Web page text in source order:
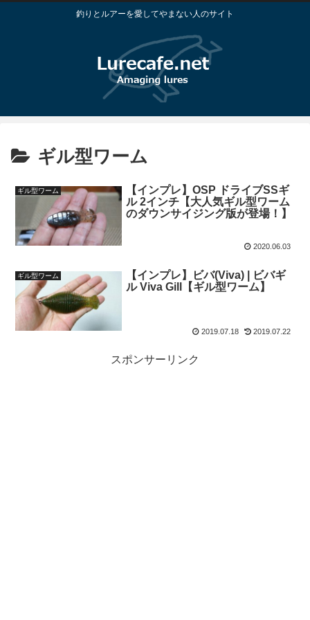
釣りとルアーを愛してやまない人のサイト
ギル型ワーム
ギル型ワーム
【インプレ】OSP ドライブSSギ
ル 2インチ【大人気ギル型ワーム
のダウンサイジング版が登場！】
2020.06.03
ギル型ワーム
【インプレ】ビバ(Viva) | ビバギ
ル Viva Gill【ギル型ワーム】
2019.07.18 2019.07.22
スポンサーリンク